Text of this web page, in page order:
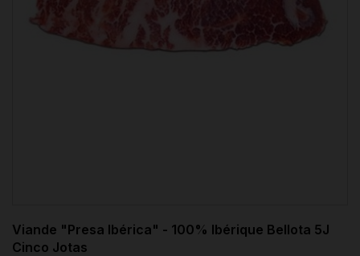
Viande "Presa Ibérica" - 100% Ibérique Bellota 5J
Cinco Jotas